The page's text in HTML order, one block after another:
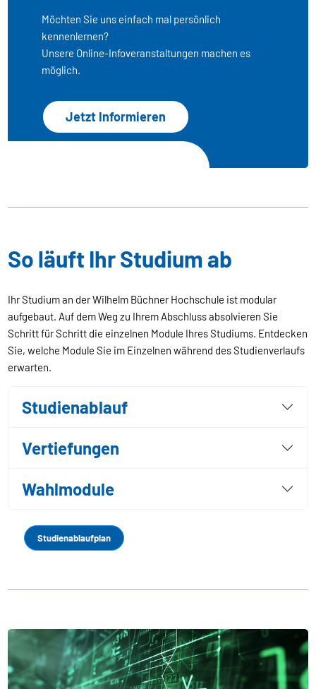
Möchten Sie uns einfach mal persönlich
kennenlernen?
Unsere Online-Infoveranstaltungen machen es
möglich.
Jetzt Informieren
So läuft Ihr Studium ab
Ihr Studium an der Wilhelm Büchner Hochschule ist modular
aufgebaut. Auf dem Weg zu Ihrem Abschluss absolvieren Sie
Schritt für Schritt die einzelnen Module Ihres Studiums. Entdecken
Sie, welche Module Sie im Einzelnen während des Studienverlaufs
erwarten.
Studienablauf
Vertiefungen
Wahlmodule
Studienablaufplan